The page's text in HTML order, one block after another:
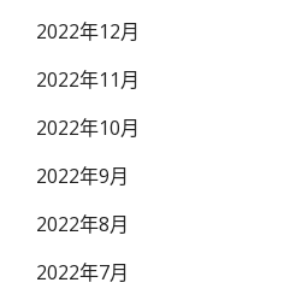
2022年12月
2022年11月
2022年10月
2022年9月
2022年8月
2022年7月